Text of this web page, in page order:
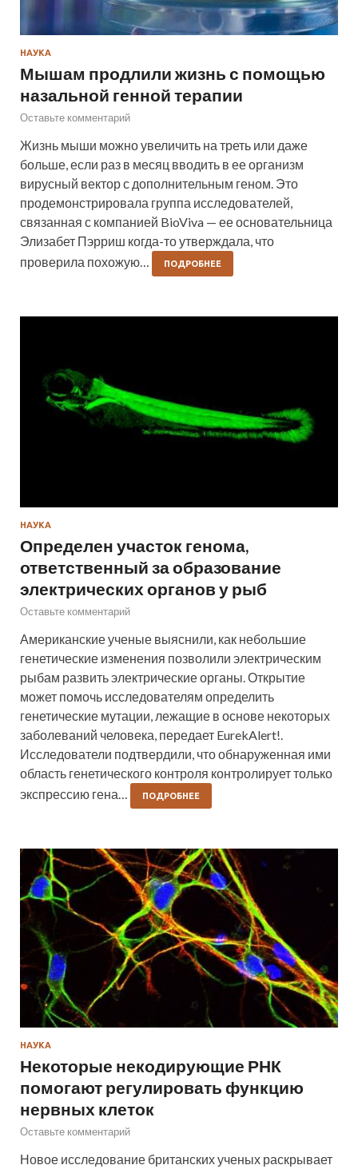
НАУКА
Мышам продлили жизнь с помощью
назальной генной терапии
Оставьте комментарий
Жизнь мыши можно увеличить на треть или даже
больше, если раз в месяц вводить в ее организм
вирусный вектор с дополнительным геном. Это
продемонстрировала группа исследователей,
связанная с компанией BioViva — ее основательница
Элизабет Пэрриш когда-то утверждала, что
проверила похожую…
ПОДРОБНЕЕ
НАУКА
Определен участок генома,
ответственный за образование
электрических органов у рыб
Оставьте комментарий
Американские ученые выяснили, как небольшие
генетические изменения позволили электрическим
рыбам развить электрические органы. Открытие
может помочь исследователям определить
генетические мутации, лежащие в основе некоторых
заболеваний человека, передает EurekAlert!.
Исследователи подтвердили, что обнаруженная ими
область генетического контроля контролирует только
экспрессию гена…
ПОДРОБНЕЕ
НАУКА
Некоторые некодирующие РНК
помогают регулировать функцию
нервных клеток
Оставьте комментарий
Новое исследование британских ученых раскрывает